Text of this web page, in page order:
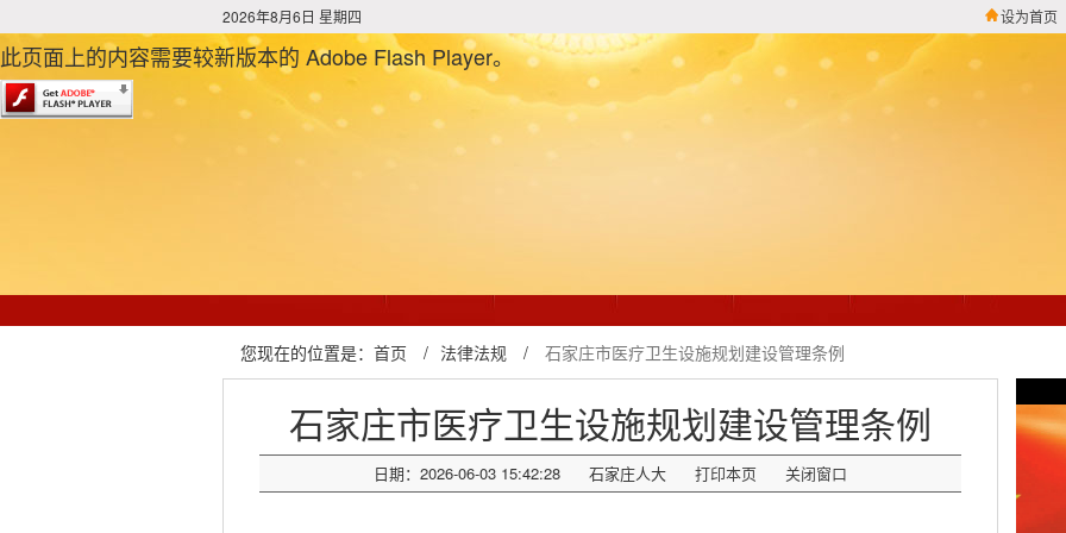
2026年8月6日 星期四 设为首页
此页面上的内容需要较新版本的 Adobe Flash Player。
您现在的位置是： 首页 / 法律法规 / 石家庄市医疗卫生设施规划建设管理条例
石家庄市医疗卫生设施规划建设管理条例
日期：2026-06-03 15:42:28 石家庄人大 打印本页 关闭窗口